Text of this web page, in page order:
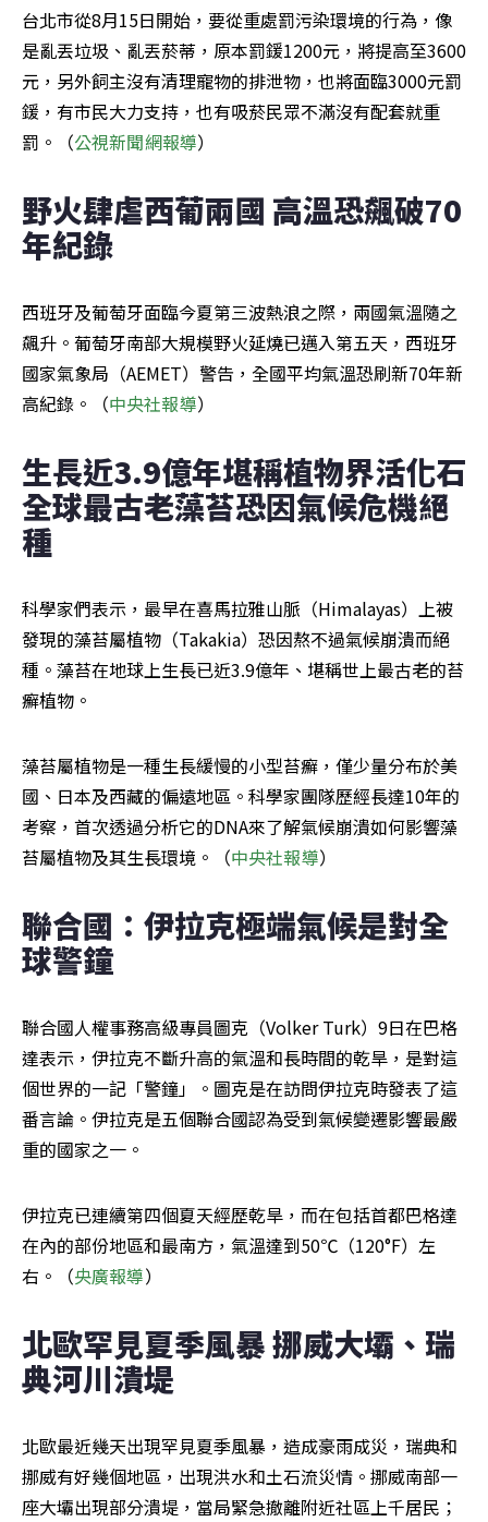
台北市從8月15日開始，要從重處罰污染環境的行為，像
是亂丟垃圾、亂丟菸蒂，原本罰鍰1200元，將提高至3600
元，另外飼主沒有清理寵物的排泄物，也將面臨3000元罰
鍰，有市民大力支持，也有吸菸民眾不滿沒有配套就重
罰。（公視新聞網報導）
野火肆虐西葡兩國 高溫恐飆破70
年紀錄
西班牙及葡萄牙面臨今夏第三波熱浪之際，兩國氣溫隨之
飆升。葡萄牙南部大規模野火延燒已邁入第五天，西班牙
國家氣象局（AEMET）警告，全國平均氣溫恐刷新70年新
高紀錄。（中央社報導）
生長近3.9億年堪稱植物界活化石
全球最古老藻苔恐因氣候危機絕
種
科學家們表示，最早在喜馬拉雅山脈（Himalayas）上被
發現的藻苔屬植物（Takakia）恐因熬不過氣候崩潰而絕
種。藻苔在地球上生長已近3.9億年、堪稱世上最古老的苔
癬植物。
藻苔屬植物是一種生長緩慢的小型苔癬，僅少量分布於美
國、日本及西藏的偏遠地區。科學家團隊歷經長達10年的
考察，首次透過分析它的DNA來了解氣候崩潰如何影響藻
苔屬植物及其生長環境。（中央社報導）
聯合國：伊拉克極端氣候是對全
球警鐘
聯合國人權事務高級專員圖克（Volker Turk）9日在巴格
達表示，伊拉克不斷升高的氣溫和長時間的乾旱，是對這
個世界的一記「警鐘」。圖克是在訪問伊拉克時發表了這
番言論。伊拉克是五個聯合國認為受到氣候變遷影響最嚴
重的國家之一。
伊拉克已連續第四個夏天經歷乾旱，而在包括首都巴格達
在內的部份地區和最南方，氣溫達到50℃（120°F）左
右。（央廣報導）
北歐罕見夏季風暴 挪威大壩、瑞
典河川潰堤
北歐最近幾天出現罕見夏季風暴，造成豪雨成災，瑞典和
挪威有好幾個地區，出現洪水和土石流災情。挪威南部一
座大壩出現部分潰堤，當局緊急撤離附近社區上千居民；